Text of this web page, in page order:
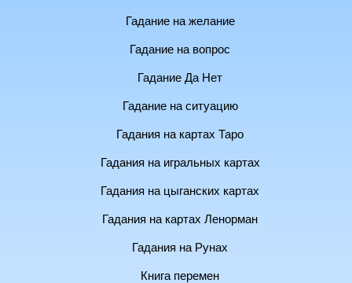
Гадание на желание
Гадание на вопрос
Гадание Да Нет
Гадание на ситуацию
Гадания на картах Таро
Гадания на игральных картах
Гадания на цыганских картах
Гадания на картах Ленорман
Гадания на Рунах
Книга перемен